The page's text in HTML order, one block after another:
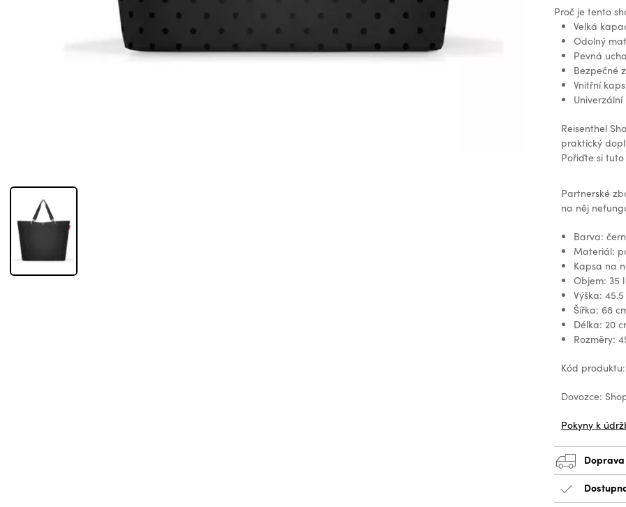
Proč je tento
Velká
Odolný
Pevná
Bezpečné
Vnitřní
Reisenthel
praktický
Pořiďte si
Partnerské
na něj
Barva:
Materiál:
Kapsa na
Objem: 35 l
Výška:
Šířka: 68
Délka: 20
Rozměry:
Kód produktu:
Dovozce:
Pokyny k
Doprava